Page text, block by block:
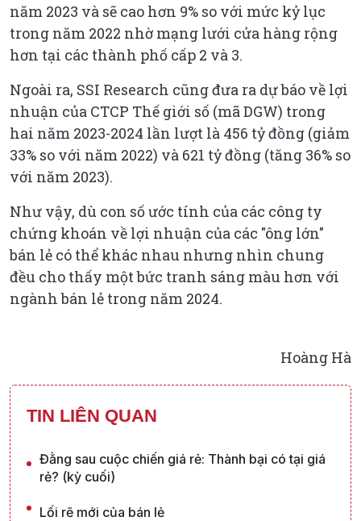
năm 2023 và sẽ cao hơn 9% so với mức kỷ lục
trong năm 2022 nhờ mạng lưới cửa hàng rộng
hơn tại các thành phố cấp 2 và 3.
Ngoài ra, SSI Research cũng đưa ra dự báo về lợi
nhuận của CTCP Thế giới số (mã DGW) trong
hai năm 2023-2024 lần lượt là 456 tỷ đồng (giảm
33% so với năm 2022) và 621 tỷ đồng (tăng 36% so
với năm 2023).
Như vậy, dù con số ước tính của các công ty
chứng khoán về lợi nhuận của các "ông lớn"
bán lẻ có thể khác nhau nhưng nhìn chung
đều cho thấy một bức tranh sáng màu hơn với
ngành bán lẻ trong năm 2024.
Hoàng Hà
TIN LIÊN QUAN
Đằng sau cuộc chiến giá rẻ: Thành bại có tại giá
rẻ? (kỳ cuối)
Lối rẽ mới của bán lẻ